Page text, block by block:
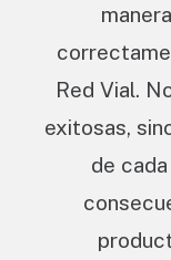
Red Vial.
exitosas,
de